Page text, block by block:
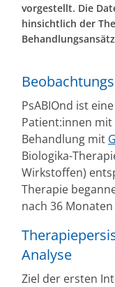
vorgestellt. Die
hinsichtlich der
PsABIOnd ist
Patient:innen mit
Behandlung mit
Biologika-
Wirkstoffen)
Therapie
nach 36 Monaten
Analyse
Ziel der ersten